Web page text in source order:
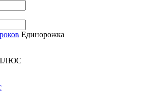
Единорожка
ПЛЮС